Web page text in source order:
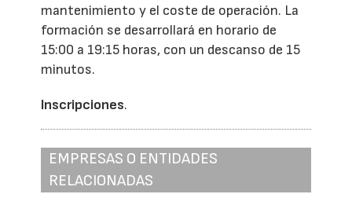
mantenimiento y el coste de operación. La
formación se desarrollará en horario de
15:00 a 19:15 horas, con un descanso de 15
minutos.
Inscripciones.
EMPRESAS O ENTIDADES
RELACIONADAS